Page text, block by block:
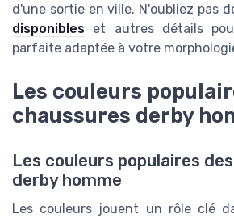
d'une sortie en ville. N'oubliez pas
disponibles et autres détails
parfaite adaptée à votre
Les couleurs
chaussures derby
Les couleurs populaires
derby homme
Les couleurs jouent un rôle clé